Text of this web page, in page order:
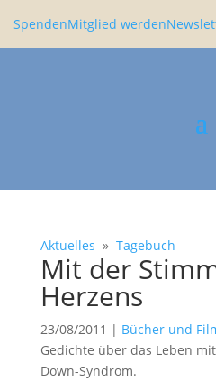
SpendenMitglied werden
Aktuelles » Tagebuch
Mit der
Herzens
23/08/2011 | Bücher und
Gedichte über das Leben
Down-Syndrom.